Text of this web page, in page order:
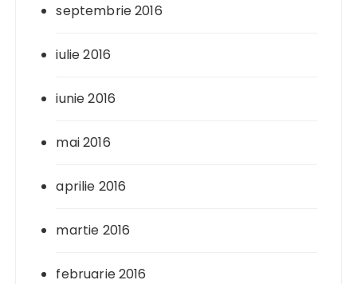
septembrie 2016
iulie 2016
iunie 2016
mai 2016
aprilie 2016
martie 2016
februarie 2016